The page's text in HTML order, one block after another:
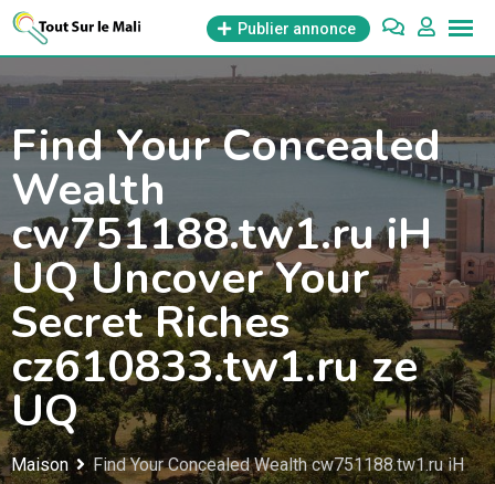
Aller
Publier annonce
Find Your Concealed
Wealth
cw751188.tw1.ru iH
UQ Uncover Your
Secret Riches
cz610833.tw1.ru ze
UQ
Maison
Find Your Concealed Wealth cw751188.tw1.ru iH